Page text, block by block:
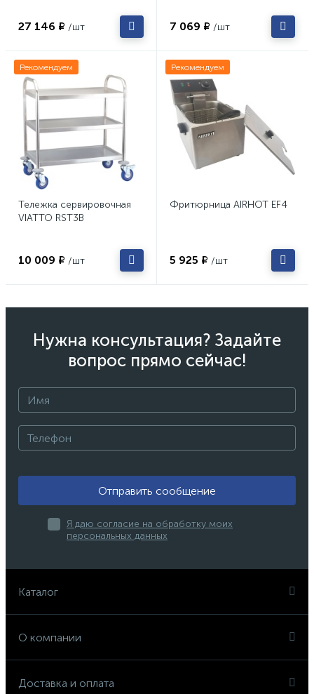
27 146 ₽ /шт 7 069 ₽ /шт
Рекомендуем
Тележка сервировочная
VIATTO RST3B
10 009 ₽ /шт
Рекомендуем
Фритюрница AIRHOT EF4
5 925 ₽ /шт
Нужна консультация? Задайте
вопрос прямо сейчас!
Отправить сообщение
Я даю согласие на обработку моих
персональных данных
Каталог
О компании
Доставка и оплата